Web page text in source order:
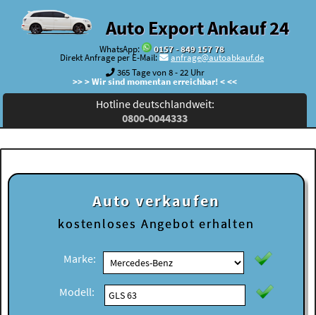
Auto Export Ankauf 24
WhatsApp:
0157 - 849 157 78
Direkt Anfrage per E-Mail:
anfrage@autoabkauf.de
365 Tage von 8 - 22 Uhr
>> > Wir sind momentan erreichbar! < <<
Hotline deutschlandweit:
0800-0044333
Auto verkaufen
kostenloses Angebot erhalten
Marke:
Modell: